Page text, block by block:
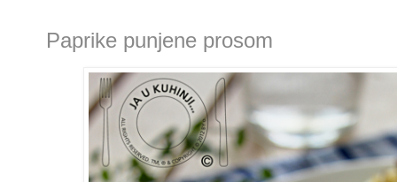
Paprike punjene prosom